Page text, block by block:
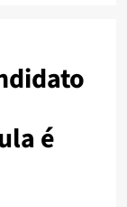
é